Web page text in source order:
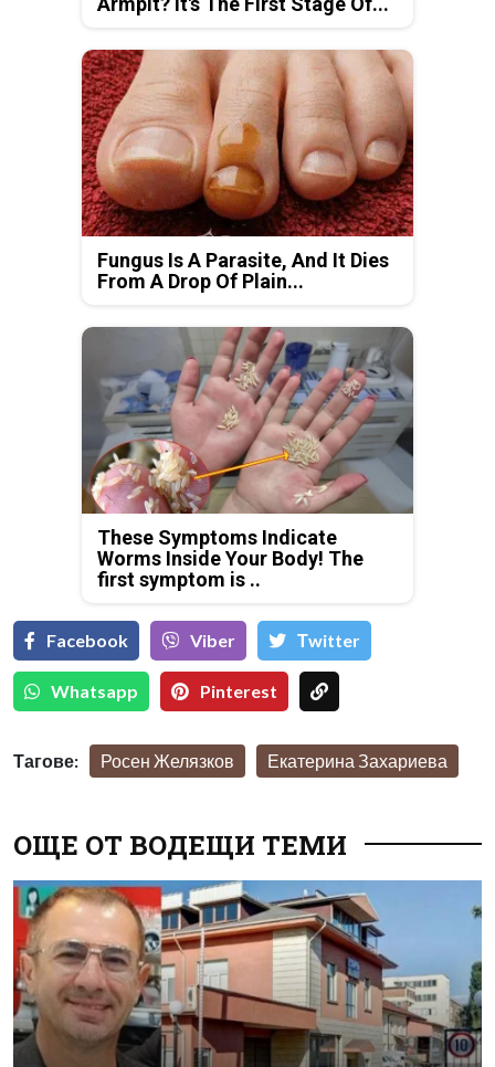
Fungus Is A Parasite, And It Dies
From A Drop Of Plain...
These Symptoms Indicate
Worms Inside Your Body! The
first symptom is ..
Facebook Viber Тwitter
Whatsapp Pinterest
Тагове: Росен Желязков Екатерина Захариева
ОЩЕ ОТ ВОДЕЩИ ТЕМИ